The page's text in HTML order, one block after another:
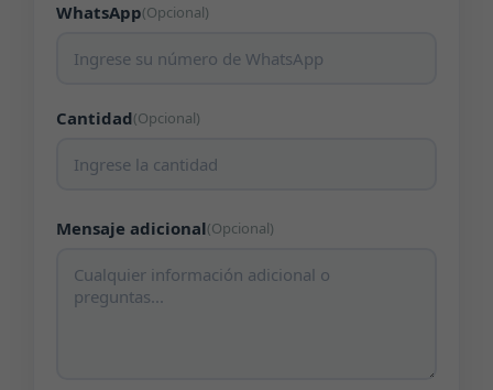
WhatsApp(Opcional)
Cantidad(Opcional)
Mensaje adicional(Opcional)